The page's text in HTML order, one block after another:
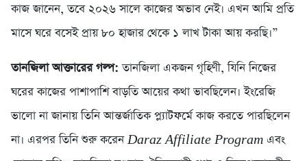
কাজ জানেন, তবে ২০২৬ সালে কাজের অভাব নেই। এখন আমি প্রতি
মাসে ঘরে বসেই প্রায় ৮০ হাজার থেকে ১ লাখ টাকা আয় করছি।”
তানজিলা আক্তারের গল্প: তানজিলা একজন গৃহিণী, যিনি নিজের
ঘরের কাজের পাশাপাশি বাড়তি আয়ের কথা ভাবছিলেন। ইংরেজি
ভালো না জানায় তিনি আন্তর্জাতিক প্ল্যাটফর্মে কাজ করতে পারছিলেন
না। এরপর তিনি শুরু করেনDaraz Affiliate Program এবং